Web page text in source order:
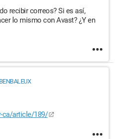
recibir correos? Si es así,
lo mismo con Avast? ¿Y en
ca/article/189/